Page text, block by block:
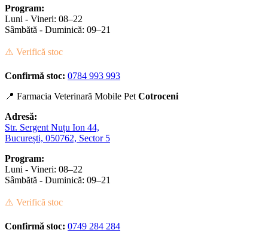
Program:
Luni - Vineri: 08–22
Sâmbătă - Duminică: 09–21
⚠️ Verifică stoc
Confirmă stoc: 0784 993 993
📍 Farmacia Veterinară Mobile Pet Cotroceni
Adresă:
Str. Sergent Nuțu Ion 44,
București, 050762, Sector 5
Program:
Luni - Vineri: 08–22
Sâmbătă - Duminică: 09–21
⚠️ Verifică stoc
Confirmă stoc: 0749 284 284